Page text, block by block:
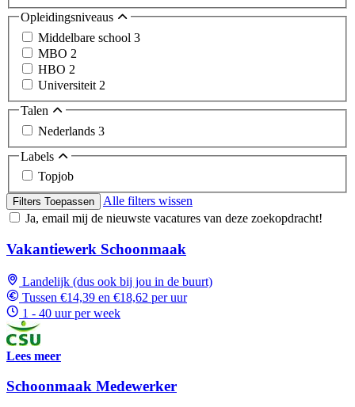
Opleidingsniveaus
Middelbare school 3
MBO 2
HBO 2
Universiteit 2
Talen
Nederlands 3
Labels
Topjob
Filters Toepassen
Alle filters wissen
Ja, email mij de nieuwste vacatures van deze zoekopdracht!
Vakantiewerk Schoonmaak
Landelijk (dus ook bij jou in de buurt)
Tussen €14,39 en €18,62 per uur
1 - 40 uur per week
Lees meer
Schoonmaak Medewerker